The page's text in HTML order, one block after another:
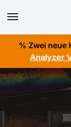
% Zwei neue
Analyzer